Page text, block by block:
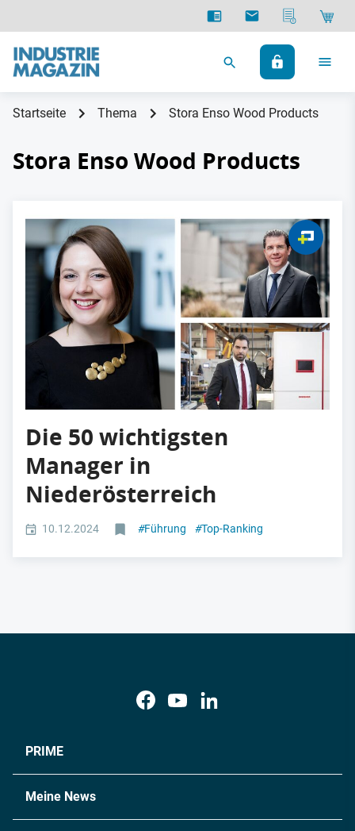
Startseite Thema Stora Enso Wood Products
Stora Enso Wood Products
Die 50 wichtigsten
Manager in
Niederösterreich
10.12.2024 #Führung #Top-Ranking
PRIME
Meine News